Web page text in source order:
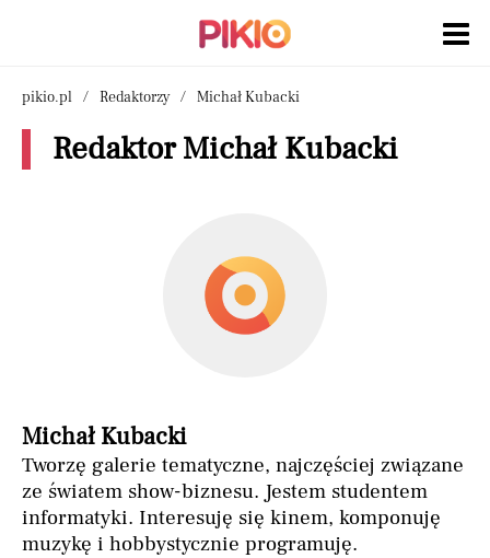
pikio.pl Redaktorzy Michał Kubacki
Redaktor Michał Kubacki
Michał Kubacki
Tworzę galerie tematyczne, najczęściej związane
ze światem show-biznesu. Jestem studentem
informatyki. Interesuję się kinem, komponuję
muzykę i hobbystycznie programuję.